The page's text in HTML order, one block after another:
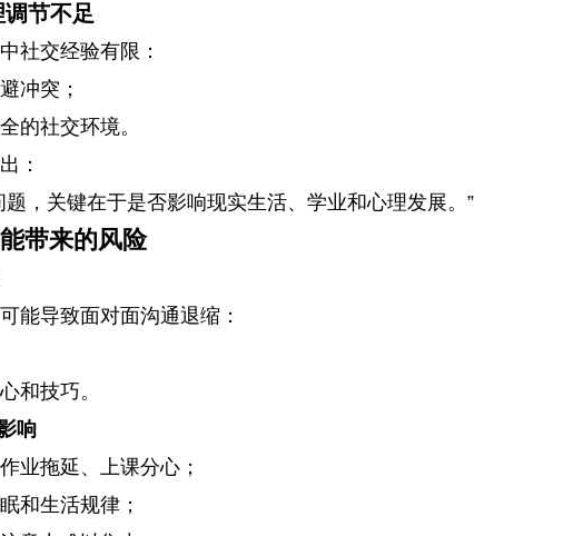
节不足
社交经验有限：
冲突；
的社交环境。
：
题，关键在于是否影响现实生活、学业和心理发展。”
带来的风险
能导致面对面沟通退缩：
和技巧。
响
业拖延、上课分心；
和生活规律；